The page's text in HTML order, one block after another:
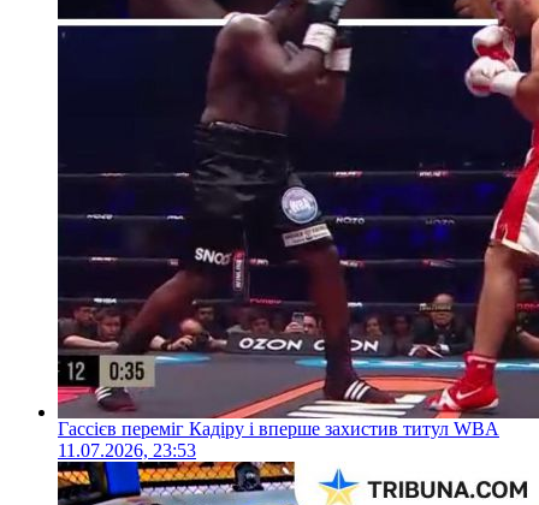
Гассієв переміг Кадіру і вперше захистив титул WBA
11.07.2026, 23:53